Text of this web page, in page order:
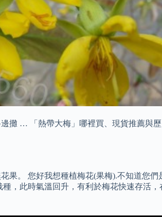
攤 … 「熱帶大梅」哪裡買、現貨推薦與
。 您好我想種植梅花(果梅).不知道您
，此時氣溫回升，有利於梅花快速存活